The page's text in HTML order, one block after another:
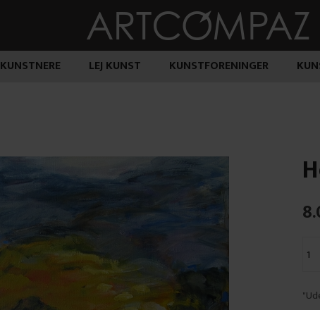
KUNSTNERE LEJ KUNST KUNSTFORENINGER